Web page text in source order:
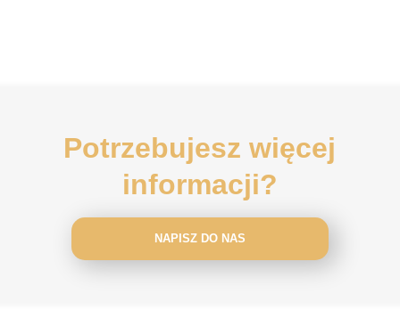
Potrzebujesz więcej
informacji?
NAPISZ DO NAS